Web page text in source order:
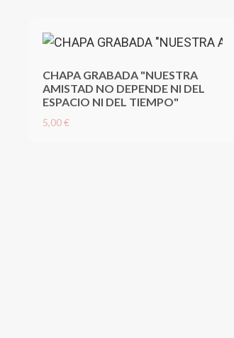
CHAPA GRABADA "NUESTRA
AMISTAD NO DEPENDE NI DEL
ESPACIO NI DEL TIEMPO"
5,00 €